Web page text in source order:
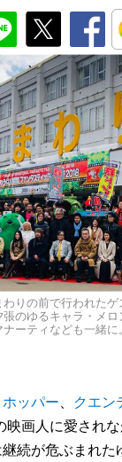
りの前で行われた
のゆるキャラ・メロ
ーティなども一緒に。
ッパー、 クエン
画人に愛されな
続が危ぶまれた